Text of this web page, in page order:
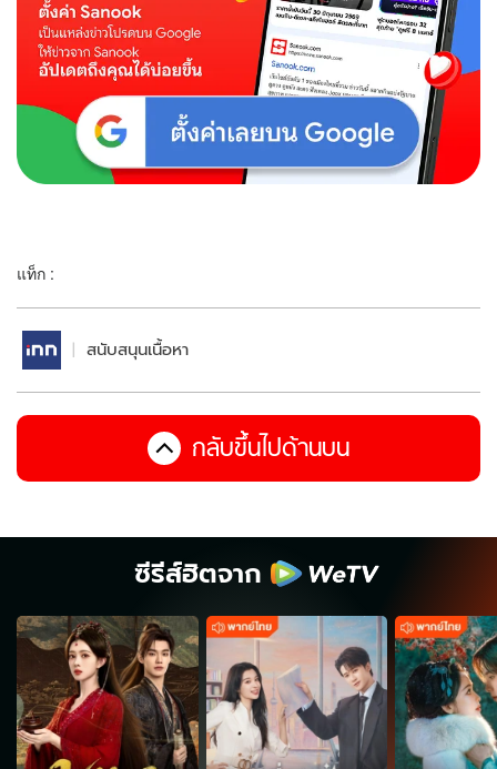
แท็ก :
สนับสนุนเนื้อหา
กลับขึ้นไปด้านบน
ซีรีส์ฮิตจาก